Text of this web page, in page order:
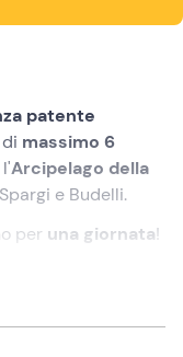
patente
massimo 6
Arcipelago della
e Budelli.
per una giornata!